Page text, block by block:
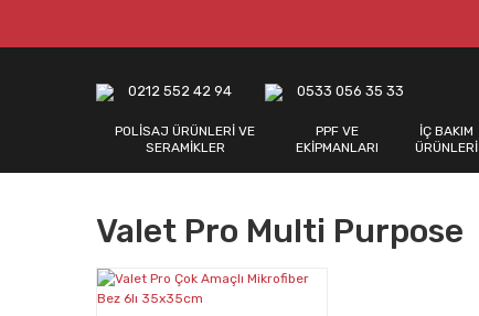
0212 552 42 94 0533 056 35 33
POLİSAJ ÜRÜNLERİ VE
SERAMİKLER
PPF VE
EKİPMANLARI
İÇ BAKIM
ÜRÜNLERİ
Valet Pro Multi Purpose